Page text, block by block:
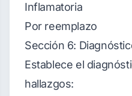
Inflamatoria
Por reemplazo
Sección 6:
Establece el
hallazgos: